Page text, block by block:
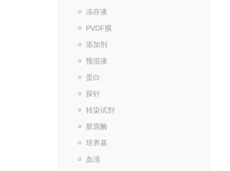
冻存液
PVDF膜
添加剂
预混液
蛋白
探针
转染试剂
胶原酶
培养基
血清